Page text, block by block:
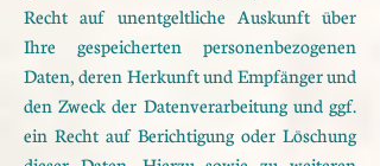
Recht auf unentgeltliche Auskunft über
Ihre gespeicherten personenbezogenen
Daten, deren Herkunft und Empfänger und
denZweck der Datenverarbeitung und ggf.
ein Recht auf Berichtigung oder Löschung